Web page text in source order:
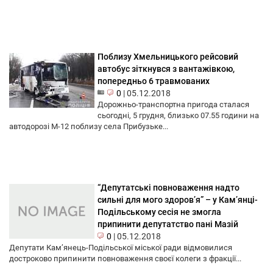
Поблизу Хмельницького рейсовий
автобус зіткнувся з вантажівкою,
попередньо 6 травмованих
0 |05.12.2018
Дорожньо-транспортна пригода сталася
сьогодні, 5 грудня, близько 07.55 години на
автодорозі М-12 поблизу села Прибузьке...
“Депутатські повноваження надто
сильні для мого здоров’я” – у Кам’янці-
Подільському сесія не змогла
припинити депутатство пані Мазій
0 |05.12.2018
Депутати Кам’янець-Подільської міської ради відмовилися
достроково припинити повноваження своєї колеги з фракції...